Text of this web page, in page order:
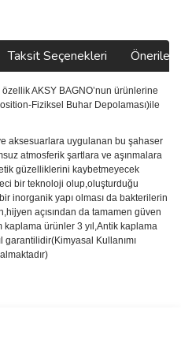
Taksit Seçenekleri
AKSY BAGNO’nun ürünlerine
Fiziksel Buhar Depolaması)ile
aksesuarlara uygulanan bu şahaser
atmosferik şartlara ve aşınmalara
güzelliklerini kaybetmeyecek
bir teknoloji olup,oluşturduğu
inorganik yapı olması da bakterilerin
açısından da tamamen güven
kaplama ürünler 3 yıl,Antik kaplama
garantilidir(Kimyasal Kullanımı